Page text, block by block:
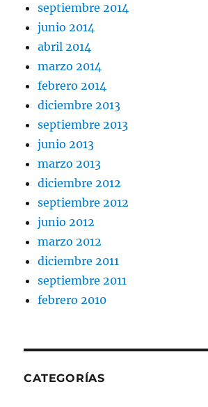
septiembre 2014
junio 2014
abril 2014
marzo 2014
febrero 2014
diciembre 2013
septiembre 2013
junio 2013
marzo 2013
diciembre 2012
septiembre 2012
junio 2012
marzo 2012
diciembre 2011
septiembre 2011
febrero 2010
CATEGORÍAS